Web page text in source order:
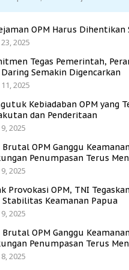
OPM Harus Dihentikan
2025
Tegas Pemerintah,
Daring Semakin Digencarkan
2025
Kebiadaban OPM yang
dan Penderitaan
2025
Brutal OPM Ganggu
Penumpasan Terus
2025
Provokasi OPM, TNI
Stabilitas Keamanan Papua
2025
Brutal OPM Ganggu
Penumpasan Terus
2025